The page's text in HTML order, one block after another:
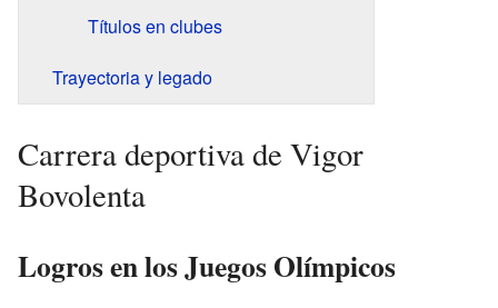
Títulos en clubes
Trayectoria y legado
Carrera deportiva de Vigor
Bovolenta
Logros en los Juegos Olímpicos